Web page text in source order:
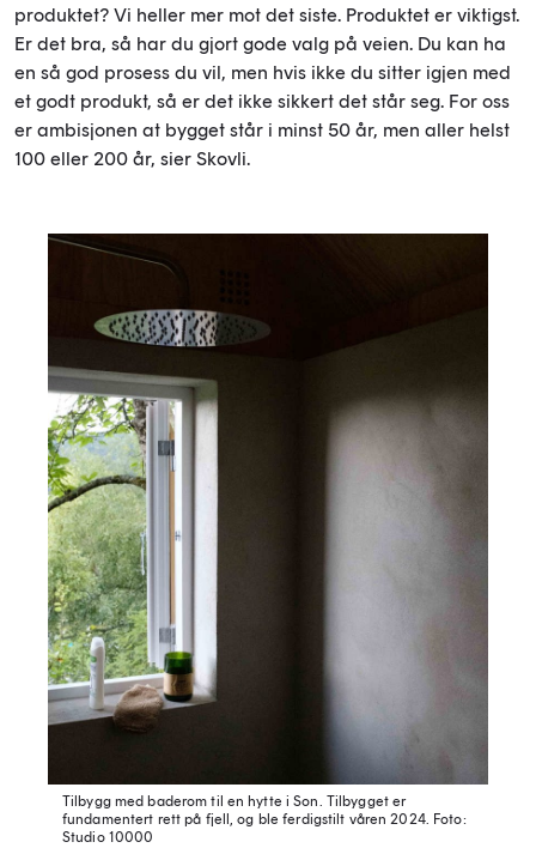
produktet? Vi heller mer mot det siste. Produktet er viktigst.
Er det bra, så har du gjort gode valg på veien. Du kan ha
en så god prosess du vil, men hvis ikke du sitter igjen med
et godt produkt, så er det ikke sikkert det står seg. For oss
er ambisjonen at bygget står i minst 50 år, men aller helst
100 eller 200 år, sier Skovli.
Tilbygg med baderom til en hytte i Son. Tilbygget er
fundamentert rett på fjell, og ble ferdigstilt våren 2024. Foto:
Studio 10000